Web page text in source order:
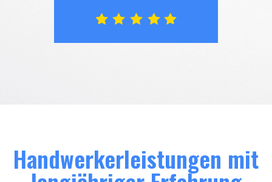
Handwerkerleistungen mit